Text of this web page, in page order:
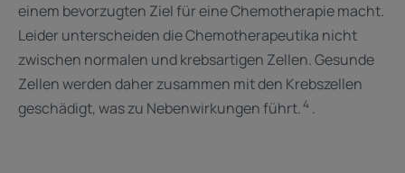
einem bevorzugten Ziel für eine Chemotherapie macht.
Leider unterscheiden die Chemotherapeutika nicht
zwischen normalen und krebsartigen Zellen. Gesunde
Zellen werden daher zusammen mit den Krebszellen
geschädigt, was zu Nebenwirkungen führt.4 . ​